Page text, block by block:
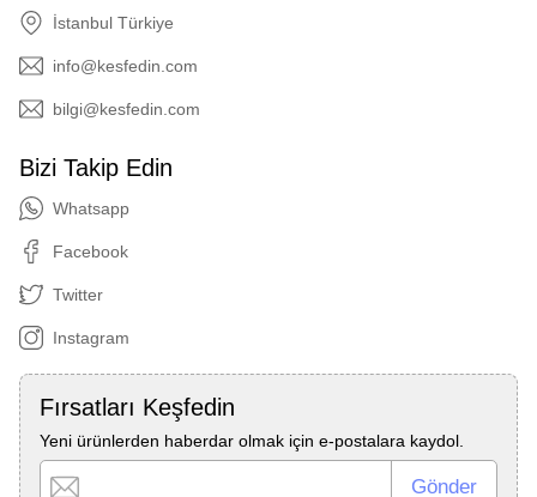
İstanbul Türkiye
info@kesfedin.com
bilgi@kesfedin.com
Bizi Takip Edin
Whatsapp
Facebook
Twitter
Instagram
Fırsatları Keşfedin
Yeni ürünlerden haberdar olmak için e-postalara kaydol.